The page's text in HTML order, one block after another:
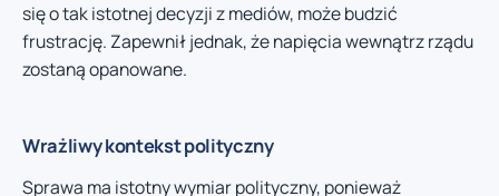
się o tak istotnej decyzji z mediów, może budzić
frustrację. Zapewnił jednak, że napięcia wewnątrz rządu
zostaną opanowane.
Wrażliwy kontekst polityczny
Sprawa ma istotny wymiar polityczny, ponieważ